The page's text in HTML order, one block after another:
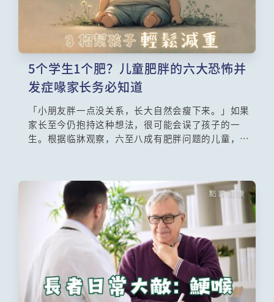
5个学生1个肥？儿童肥胖的六大恐怖并
发症喙家长务必知道
「小朋友胖一点没关系，长大自然会瘦下来。」如果
家长至今仍抱持这种想法，很可能会误了孩子的一
生。根据临牀观察，六至八成有肥胖问题的儿童，长
得关注的是，儿童肥胖会直接干扰发育进程。本文将
以科学实证说明为何越早正视越能避免问题延续，并
提供一套不影响成长需要的体重管理方法，让家庭掌
握如何在日常饮食与运动中温和调整，帮助孩子摆脱
肥胖循环，为未来的健康人生铺路。不要再等了，现
在就开始了解正确的应对方式。